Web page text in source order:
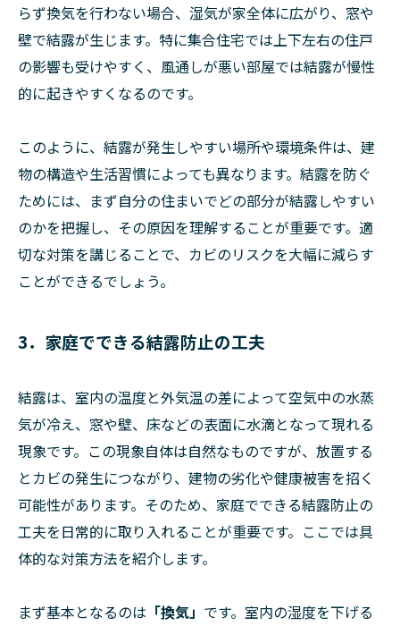
らず換気を行わない場合、湿気が家全体に広がり、窓や
壁で結露が生じます。特に集合住宅では上下左右の住戸
の影響も受けやすく、風通しが悪い部屋では結露が慢性
的に起きやすくなるのです。
このように、結露が発生しやすい場所や環境条件は、建
物の構造や生活習慣によっても異なります。結露を防ぐ
ためには、まず自分の住まいでどの部分が結露しやすい
のかを把握し、その原因を理解することが重要です。適
切な対策を講じることで、カビのリスクを大幅に減らす
ことができるでしょう。
3．家庭でできる結露防止の工夫
結露は、室内の温度と外気温の差によって空気中の水蒸
気が冷え、窓や壁、床などの表面に水滴となって現れる
現象です。この現象自体は自然なものですが、放置する
とカビの発生につながり、建物の劣化や健康被害を招く
可能性があります。そのため、家庭でできる結露防止の
工夫を日常的に取り入れることが重要です。ここでは具
体的な対策方法を紹介します。
まず基本となるのは 「換気」 です。室内の湿度を下げる